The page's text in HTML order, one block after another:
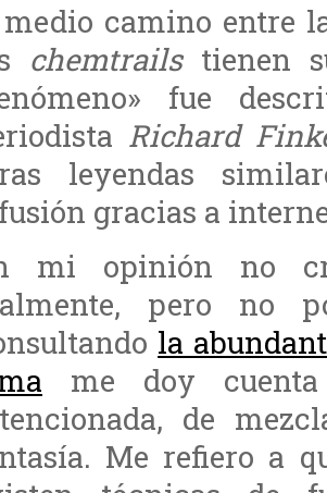
camino entre
chemtrailstienen
fue
Richard
leyendas
gracias a
mi opinión no
pero no
la
me doy
de
Me refiero a